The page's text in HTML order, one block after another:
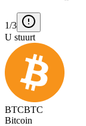
1/3
U stuurt
BTCBTC
Bitcoin